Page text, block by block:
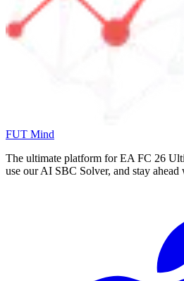
FUT Mind
The ultimate platform for EA FC 26
use our AI SBC Solver, and stay